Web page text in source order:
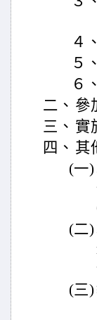
４、
５、
６、
二、 參
三、 實
四、 其
(一)
(二)
(三)